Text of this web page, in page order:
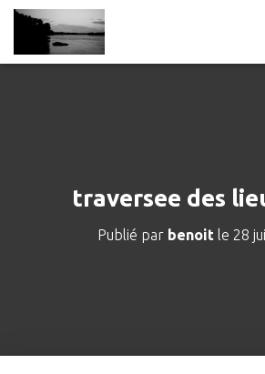
traversee des
Publié par benoit le 28